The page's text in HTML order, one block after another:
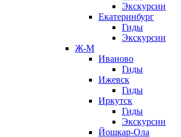
Экскурсии
Екатеринбург
Гиды
Экскурсии
Ж-М
Иваново
Гиды
Ижевск
Гиды
Иркутск
Гиды
Экскурсии
Йошкар-Ола